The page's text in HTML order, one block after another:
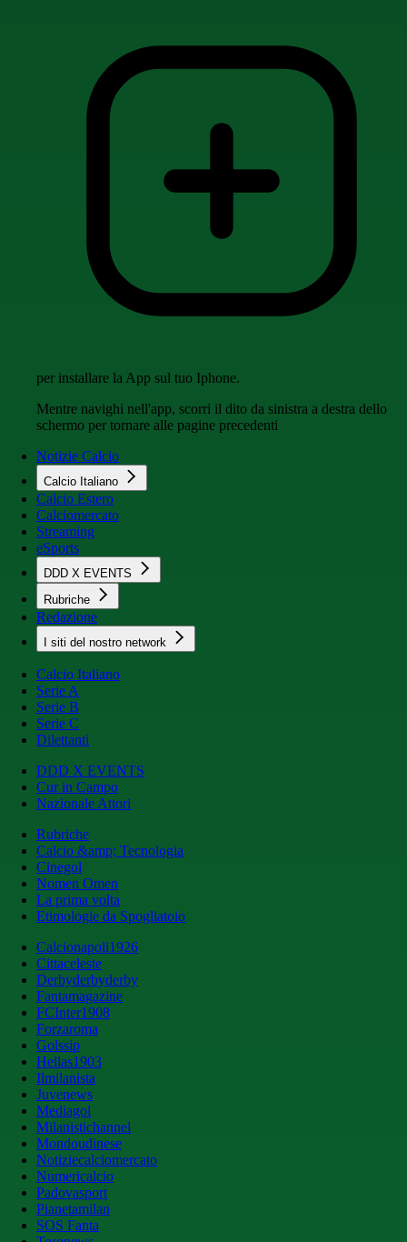
per installare la App sul tuo Iphone.
Mentre navighi nell'app, scorri il dito da sinistra a destra dello
schermo per tornare alle pagine precedenti
Notizie Calcio
Calcio Italiano
Calcio Estero
Calciomercato
Streaming
eSports
DDD X EVENTS
Rubriche
Redazione
I siti del nostro network
Calcio Italiano
Serie A
Serie B
Serie C
Dilettanti
DDD X EVENTS
Cur in Campo
Nazionale Attori
Rubriche
Calcio &amp; Tecnologia
Cinegol
Nomen Omen
La prima volta
Etimologie da Spogliatoio
Calcionapoli1926
Cittaceleste
Derbyderbyderby
Fantamagazine
FCInter1908
Forzaroma
Golssip
Hellas1903
Ilmilanista
Juvenews
Mediagol
Milanistichannel
Mondoudinese
Notiziecalciomercato
Numericalcio
Padovasport
Pianetamilan
SOS Fanta